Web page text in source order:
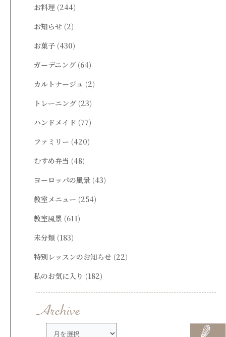
お料理 (244)
お知らせ (2)
お菓子 (430)
ガーデニング (64)
カルトナージュ (2)
トレーニング (23)
ハンドメイド (77)
ファミリー (420)
むすめ弁当 (48)
ヨーロッパの風景 (43)
教室メニュー (254)
教室風景 (611)
未分類 (183)
特別レッスンのお知らせ (22)
私のお気に入り (182)